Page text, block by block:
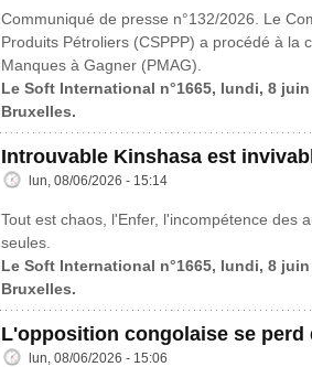
Communiqué de presse n°132/2026. Le
Produits Pétroliers (CSPPP) a procédé à la
Manques à Gagner (PMAG).
Le Soft International n°1665, lundi, 8
Bruxelles.
Introuvable Kinshasa est
lun, 08/06/2026 - 15:14
Tout est chaos, l'Enfer, l'incompétence des
seules.
Le Soft International n°1665, lundi, 8
Bruxelles.
L'opposition congolaise se perd
lun, 08/06/2026 - 15:06